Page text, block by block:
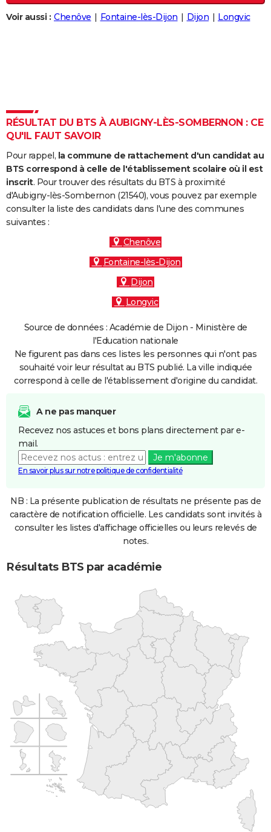
Destinations
City break
Voyage nature
Voyage de noces
Forum
Climat
+
PHOTO
Carte de Noël
Carte Bonne année
Carte Saint-Valentin
Carte Pâques
Carte d'anniversaire
DICTIONNAIRE
Dictionnaire
Biographies
Citations
Expressions
Proverbes
PROGRAMME TV
COPAINS D'AVANT
S'inscrire
Se connecter
Lycées
Collèges
Primaires
Universités
Entreprises
Service militaire
Avis de recherche
AVIS DE DÉCÈS
FORUM
Voir aussi : Chenôve Fontaine-lès-Dijon Dijon Longvic
RÉSULTAT DU BTS À AUBIGNY-LÈS-SOMBERNON : CE
QU'IL FAUT SAVOIR
Pour rappel, la commune de rattachement d'un candidat au
BTS correspond à celle de l'établissement scolaire où il est
inscrit. Pour trouver des résultats du BTS à proximité
d'Aubigny-lès-Sombernon (21540), vous pouvez par exemple
consulter la liste des candidats dans l'une des communes
suivantes :
Chenôve
Fontaine-lès-Dijon
Dijon
Longvic
Source de données : Académie de Dijon - Ministère de
l'Education nationale
Ne figurent pas dans ces listes les personnes qui n'ont pas
souhaité voir leur résultat au BTS publié. La ville indiquée
correspond à celle de l'établissement d'origine du candidat.
A ne pas manquer
Recevez nos astuces et bons plans directement par e-
mail.
Je m'abonne
En savoir plus sur notre politique de confidentialité
NB : La présente publication de résultats ne présente pas de
caractère de notification officielle. Les candidats sont invités à
consulter les listes d'affichage officielles ou leurs relevés de
notes.
Résultats BTS par académie